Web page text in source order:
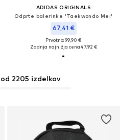
ADIDAS ORIGINALS
Odprte balerinke 'Taekwondo Mei'
67,41 €
Prvotno: 99,90 €
Zadnja najnižja cena47,92 €
2205 izdelkov